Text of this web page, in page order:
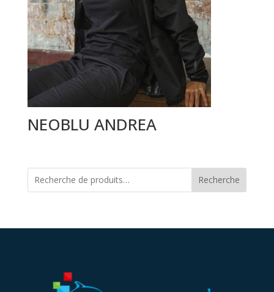
NEOBLU ANDREA
Recherche